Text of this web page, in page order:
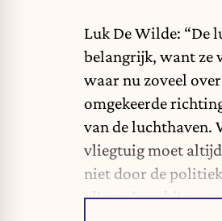
Luk De Wilde: “De
belangrijk, want ze
waar nu zoveel
omgekeerde
van de
vliegtuig moet altijd
niet door de
vliegtuigen bij